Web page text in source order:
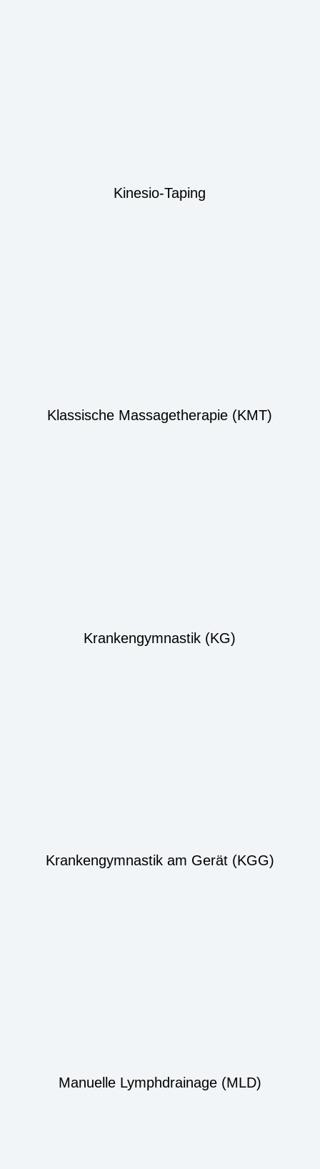
Kinesio-Taping
Klassische Massagetherapie (KMT)
Krankengymnastik (KG)
Krankengymnastik am Gerät (KGG)
Manuelle Lymphdrainage (MLD)